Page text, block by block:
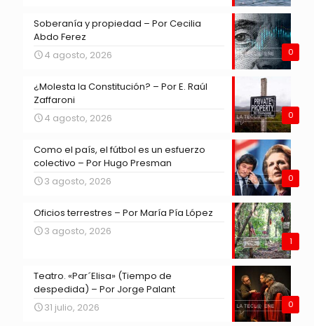
0
Soberanía y propiedad – Por Cecilia
Abdo Ferez
4 agosto, 2026
0
¿Molesta la Constitución? – Por E. Raúl
Zaffaroni
4 agosto, 2026
0
Como el país, el fútbol es un esfuerzo
colectivo – Por Hugo Presman
3 agosto, 2026
1
Oficios terrestres – Por María Pía López
3 agosto, 2026
0
Teatro. «Par´Elisa» (Tiempo de
despedida) – Por Jorge Palant
31 julio, 2026